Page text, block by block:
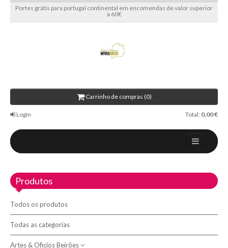
Portes grátis para portugal continental em encomendas de valor superior
a 60€
Carrinho de compras (0)
Login Total: 0,00 €
Sobre nós
Blog
Contactos
Política de Devolução
Produtos
Todos os produtos
Todas as categorias
Artes & Oficios Beirões